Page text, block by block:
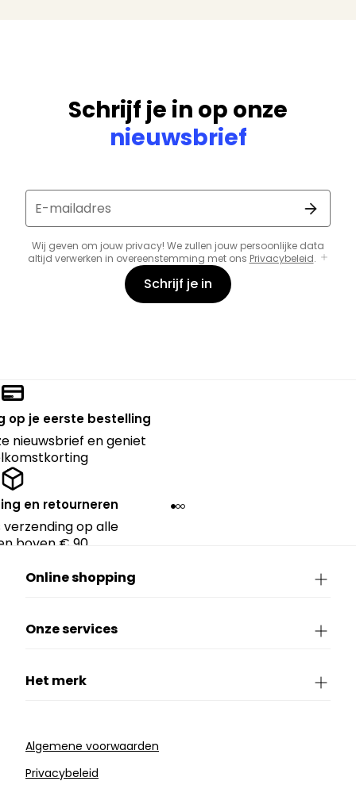
Schrijf je in op onze
nieuwsbrief
E-mailadres
Wij geven om jouw privacy! We zullen jouw persoonlijke data
altijd verwerken in overeenstemming met ons Privacybeleid.
Schrijf je in
op je eerste bestelling
nieuwsbrief en geniet
en retourneren
op alle
boven € 90.
Online shopping
Onze services
Het merk
Algemene voorwaarden
Privacybeleid